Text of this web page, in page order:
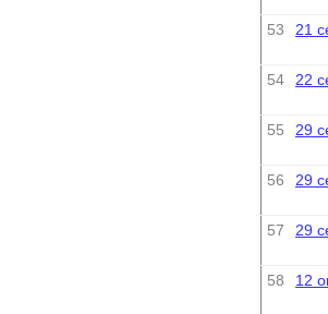
53 21
54
22
55
29
56
29
57
29
58
12